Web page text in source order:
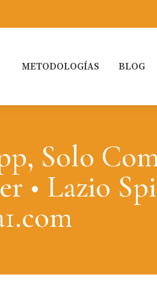
METODOLOGÍAS BLOG
Solo
• Lazio